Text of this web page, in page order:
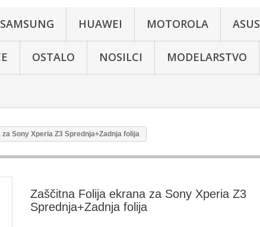
SAMSUNG HUAWEI MOTOROLA ASUS
OSTALO NOSILCI MODELARSTVO
Sony Xperia Z3 Sprednja+Zadnja folija
Zaščitna Folija ekrana za Sony Xperia Z3
Sprednja+Zadnja folija